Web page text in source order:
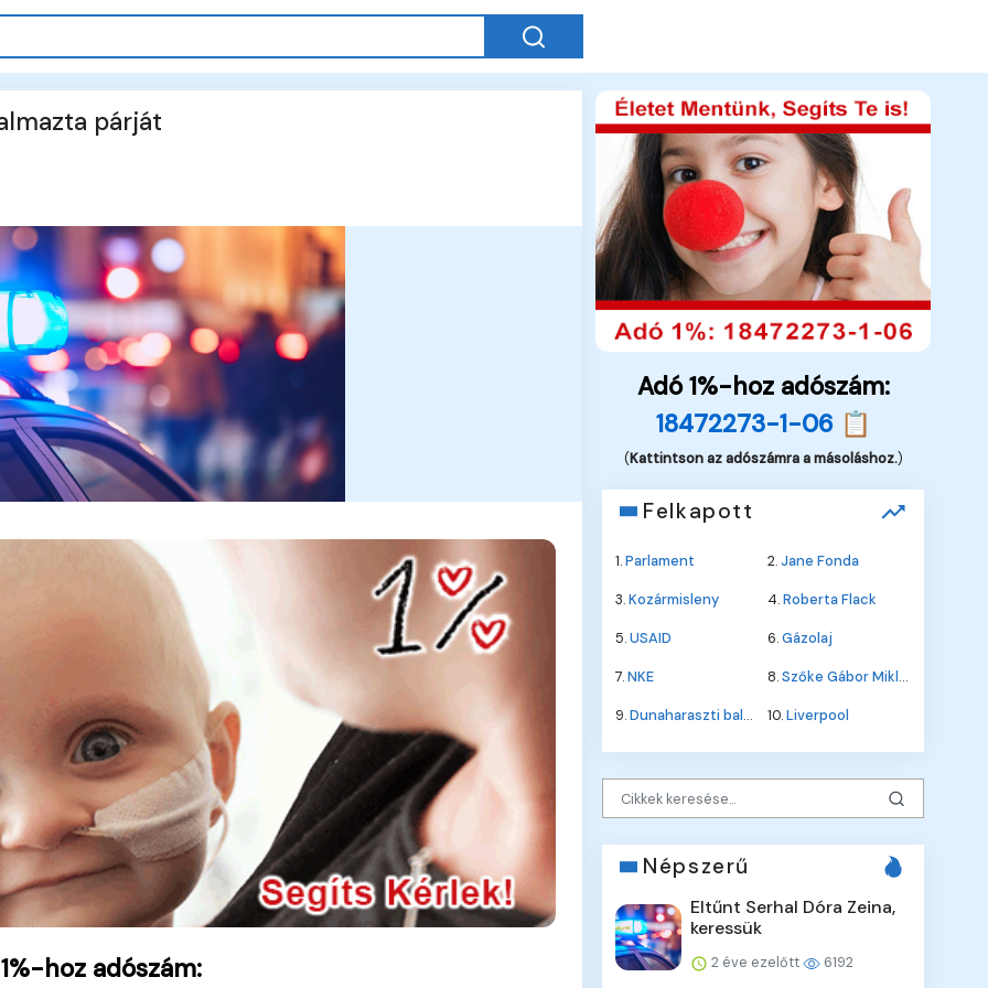
párját
hoz adószám:
Adó 1%-hoz adószám:
18472273-1-06 📋
(Kattintson az adószámra a másoláshoz.)
Felkapott
1.Parlament 2.Jane Fonda
3.Kozármisleny 4.Roberta Flack
5.USAID 6.Gázolaj
7.NKE 8.Szőke Gábor Miklós
9.Dunaharaszti baleset 10.Liverpool
Népszerű
Eltűnt Serhal Dóra Zeina,
keressük
2 éve ezelőtt 6192